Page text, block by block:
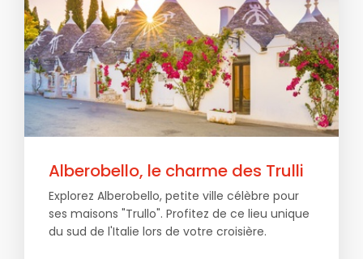
Alberobello, le charme des Trulli
Explorez Alberobello, petite ville célèbre pour
ses maisons "Trullo". Profitez de ce lieu unique
du sud de l'Italie lors de votre croisière.